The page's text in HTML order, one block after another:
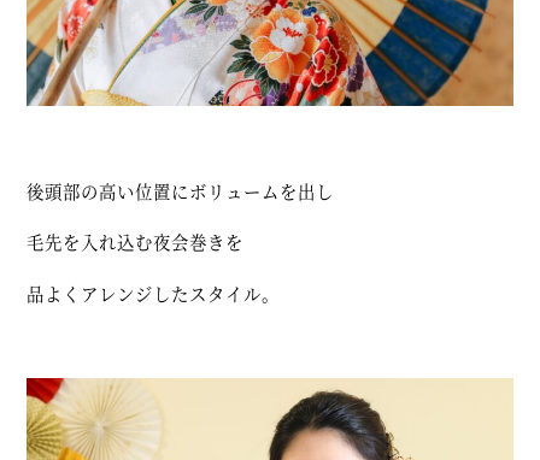
後頭部の高い位置にボリュームを出し
毛先を入れ込む夜会巻きを
品よくアレンジしたスタイル。